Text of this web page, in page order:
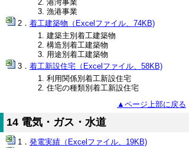
港湾事業
漁港事業
着工建築物（Excelファイル、74KB)
建築主別着工建築物
構造別着工建築物
用途別着工建築物
着工新設住宅（Excelファイル、58KB)
利用関係別着工新設住宅
住宅の種類別着工新設住宅
▲ページ上部に戻る
14 電気・ガス・水道
発電実績（Excelファイル、19KB)